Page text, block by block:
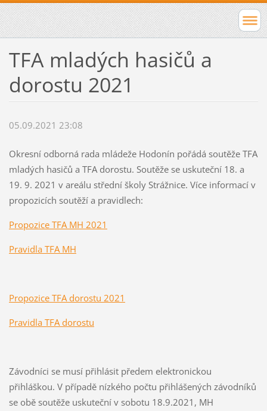
TFA mladých hasičů a
dorostu 2021
05.09.2021 23:08
Okresní odborná rada mládeže Hodonín pořádá soutěže TFA
mladých hasičů a TFA dorostu. Soutěže se uskuteční 18. a
19. 9. 2021 v areálu střední školy Strážnice. Více informací v
propozicích soutěží a pravidlech:
Propozice TFA MH 2021
Pravidla TFA MH
Propozice TFA dorostu 2021
Pravidla TFA dorostu
Závodníci se musí přihlásit předem elektronickou
přihláškou. V případě nízkého počtu přihlášených závodníků
se obě soutěže uskuteční v sobotu 18.9.2021, MH